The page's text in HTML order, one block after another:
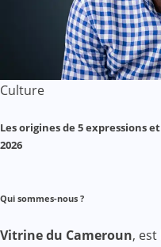
Culture
Les origines de 5 expressions
2026
Qui sommes-nous ?
Vitrine du Cameroun,